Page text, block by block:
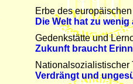
Erbe des
Die Welt hat zu
Gedenkstätte und
Zukunft braucht
Nationalsozialistischer
Verdrängt und